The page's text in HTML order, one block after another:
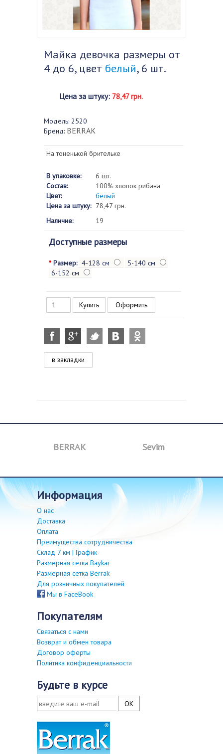
Майка девочка размеры от
4 до 6, цвет белый, 6 шт.
Цена за штуку: 78,47 грн.
Модель: 2520
Бренд: BERRAK
На тоненькой брительке
В упаковке:
6 шт.
Состав:
100% хлопок рибана
Цвет:
белый
Цена за штуку: 78,47 грн.
Наличие:
19
Доступные размеры
* Размер: 4-128 см
5-140 см
6-152 см
Оформить
в закладки
BERRAK Sevim
информация
О нас
Доставка
Оплата
Преимущества сотрудничества
Склад 7 км | График
Размерная сетка Baykar
Размерная сетка Berrak
Для розничных покупателей
Мы в FaceBook
покупателям
Связаться с нами
Возврат и обмен товара
Договор оферты
Политика конфиденциальности
будьте в курсе